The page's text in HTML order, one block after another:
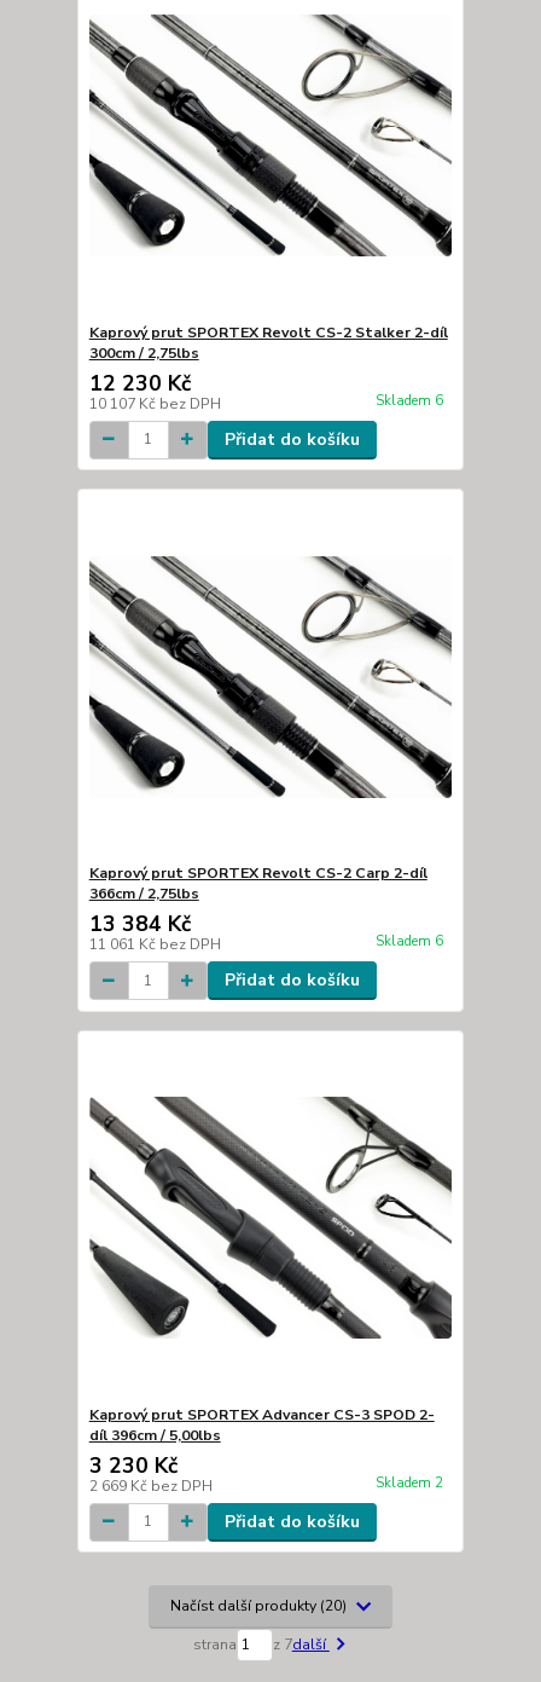
Kaprový prut SPORTEX Revolt CS-2 Stalker 2-díl
300cm / 2,75lbs
12 230 Kč
10 107 Kč bez DPH Skladem 6
Přidat do košíku
Kaprový prut SPORTEX Revolt CS-2 Carp 2-díl
366cm / 2,75lbs
13 384 Kč
11 061 Kč bez DPH Skladem 6
Přidat do košíku
Kaprový prut SPORTEX Advancer CS-3 SPOD 2-
díl 396cm / 5,00lbs
3 230 Kč
2 669 Kč bez DPH Skladem 2
Přidat do košíku
Načíst další produkty (20)
strana z 7další